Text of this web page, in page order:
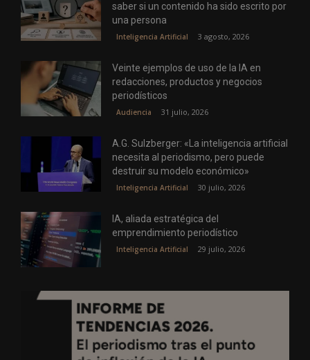
saber si un contenido ha sido escrito por
una persona
Inteligencia Artificial 3 agosto, 2026
Veinte ejemplos de uso de la IA en
redacciones, productos y negocios
periodísticos
Audiencia 31 julio, 2026
A.G. Sulzberger: «La inteligencia artificial
necesita al periodismo, pero puede
destruir su modelo económico»
Inteligencia Artificial 30 julio, 2026
IA, aliada estratégica del
emprendimiento periodístico
Inteligencia Artificial 29 julio, 2026